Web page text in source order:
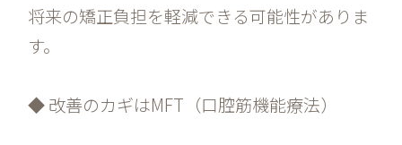
将来の矯正負担を軽減できる可能性がありま
す。
◆ 改善のカギはMFT（口腔筋機能療法）